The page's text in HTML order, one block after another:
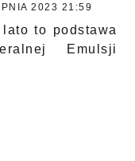
2023 21:59
to podstawa
Emulsji